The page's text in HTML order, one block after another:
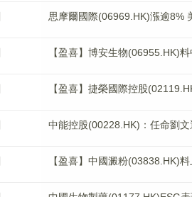
思摩爾國際(06969.HK)漲逾8%
【盈喜】博安生物(06955.HK)
【盈喜】捷榮國際控股
中能控股(00228.HK)：任命劉
【盈喜】中國澱粉(03838.HK)